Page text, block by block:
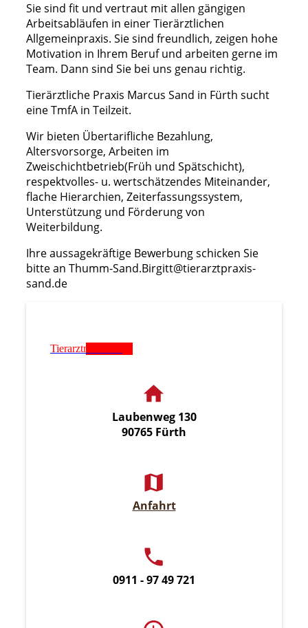
Sie sind fit und vertraut mit allen gängigen
Arbeitsabläufen in einer Tierärztlichen
Allgemeinpraxis. Sie sind freundlich, zeigen hohe
Motivation in Ihrem Beruf und arbeiten gerne im
Team. Dann sind Sie bei uns genau richtig.
Tierärztliche Praxis Marcus Sand in Fürth sucht
eine TmfA in Teilzeit.
Wir bieten Übertarifliche Bezahlung,
Altersvorsorge, Arbeiten im
Zweischichtbetrieb(Früh und Spätschicht),
respektvolles- u. wertschätzendes Miteinander,
flache Hierarchien, Zeiterfassungssystem,
Unterstützung und Förderung von
Weiterbildung.
Ihre aussagekräftige Bewerbung schicken Sie
bitte an Thumm-Sand.Birgitt@tierarztpraxis-
sand.de
Tierarztnotdienst
Laubenweg 130
90765 Fürth
Anfahrt
0911 - 97 49 721